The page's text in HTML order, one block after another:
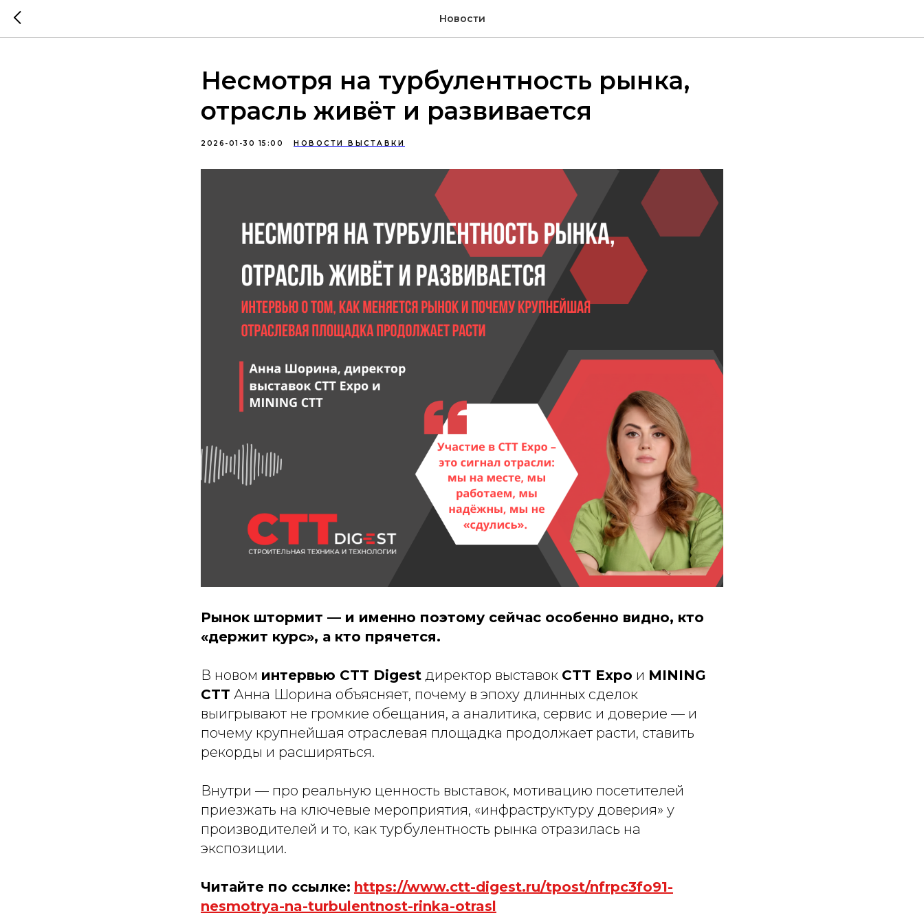
Новости
Несмотря на турбулентность рынка,
отрасль живёт и развивается
2026-01-30 15:00 НОВОСТИ ВЫСТАВКИ
Рынок штормит — и именно поэтому сейчас особенно видно, кто
«держит курс», а кто прячется.
В новом интервью CTT Digest директор выставок CTT Expo и MINING
CTT Анна Шорина объясняет, почему в эпоху длинных сделок
выигрывают не громкие обещания, а аналитика, сервис и доверие — и
почему крупнейшая отраслевая площадка продолжает расти, ставить
рекорды и расширяться.
Внутри — про реальную ценность выставок, мотивацию посетителей
приезжать на ключевые мероприятия, «инфраструктуру доверия» у
производителей и то, как турбулентность рынка отразилась на
экспозиции.
Читайте по ссылке: https://www.ctt-digest.ru/tpost/nfrpc3fo91-
nesmotrya-na-turbulentnost-rinka-otrasl